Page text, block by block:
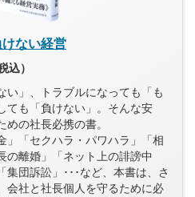
ない経営
）
い」、トラブルになっても「も
ても「負けない」。そんな安
の社長必携の書。
」「セクハラ・パワハラ」「相
の離婚」「ネット上の誹謗中
団訴訟」･･･など、本書は、さ
会社と社長個人を守るために必